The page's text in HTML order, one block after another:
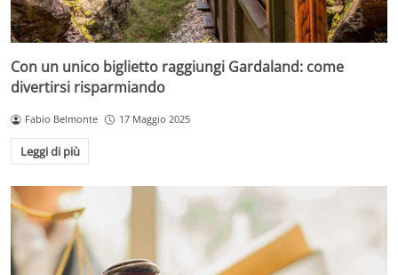
Con un unico biglietto raggiungi Gardaland: come
divertirsi risparmiando
Fabio Belmonte 17 Maggio 2025
Leggi di più